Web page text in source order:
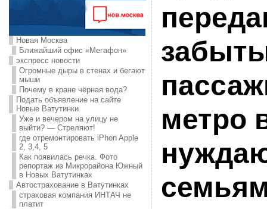
Новая Москва
Ближайший офис «Мегафон»
экспресс новости
Огромные дыры в стенах и бегают
мыши
Почему в кране чёрная вода?
Подать объявление на сайте
Новые Ватутинки
Уже и вечером на улицу не
выйти? — Стреляют!
где отремонтировать iPhon Apple
2, 3,4, 5
Как появилась речка. Фото
репортаж из Микрорайона Южный
в Новых Ватутинках
Автострахование в Ватутинках
страховая компания ИНТАЧ не
платит
метро